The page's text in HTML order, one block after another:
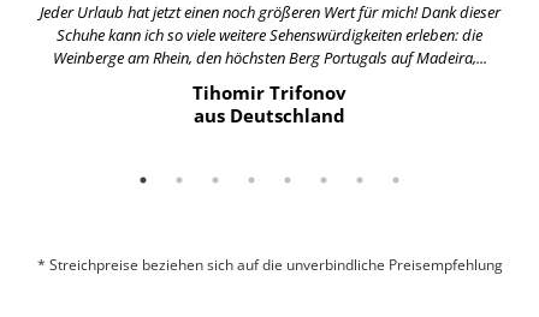
Jeder Urlaub hat jetzt einen noch größeren Wert für mich! Dank dieser
Schuhe kann ich so viele weitere Sehenswürdigkeiten erleben: die
Weinberge am Rhein, den höchsten Berg Portugals auf Madeira,...
Tihomir Trifonov
aus Deutschland
* Streichpreise beziehen sich auf die unverbindliche Preisempfehlung